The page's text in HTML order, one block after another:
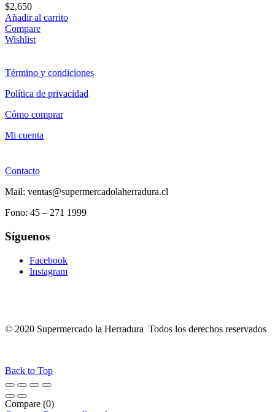
$2,650
Añadir al carrito
Compare
Wishlist
Término y condiciones
Política de privacidad
Cómo comprar
Mi cuenta
Contacto
Mail: ventas@supermercadolaherradura.cl
Fono: 45 – 271 1999
Síguenos
Facebook
Instagram
© 2020 Supermercado la Herradura Todos los derechos reservados
Back to Top
Compare (0)